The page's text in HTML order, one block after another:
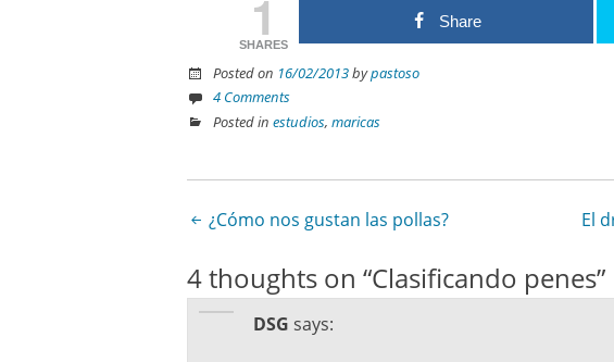
1
SHARES
Share
Posted on 16/02/2013bypastoso
4 Comments
Posted in estudios, maricas
Post navigation
¿Cómo nos gustan las pollas? El
4 thoughts on “Clasificando penes”
DSG says: